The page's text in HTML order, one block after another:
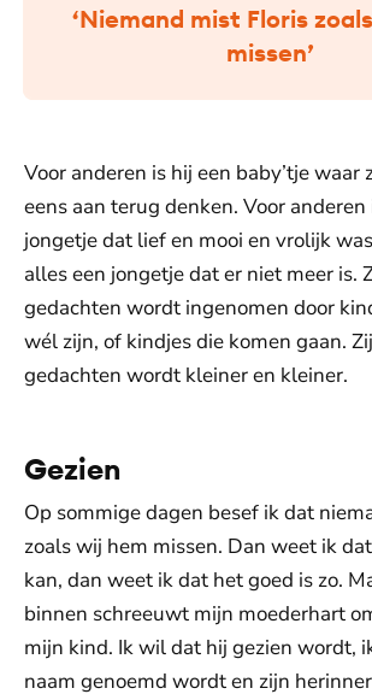
‘Niemand mist Floris
missen’
Voor anderen is hij een baby’tje waar
eens aan terug denken. Voor anderen
jongetje dat lief en mooi en vrolijk
alles een jongetje dat er niet meer is.
gedachten wordt ingenomen door
wél zijn, of kindjes die komen gaan.
gedachten wordt kleiner en kleiner.
Gezien
Op sommige dagen besef ik dat
zoals wij hem missen. Dan weet ik
kan, dan weet ik dat het goed is zo.
binnen schreeuwt mijn moederhart
mijn kind. Ik wil dat hij gezien wordt,
naam genoemd wordt en zijn